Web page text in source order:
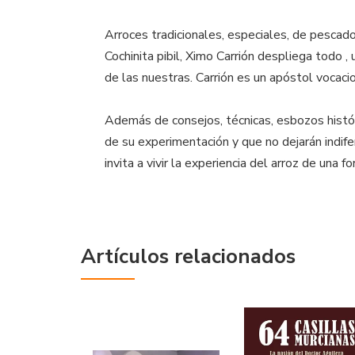
Arroces tradicionales, especiales, de
Cochinita pibil, Ximo Carrión despliega todo
de las nuestras. Carrión es un apóstol
Además de consejos, técnicas, esbozos
de su experimentación y que no dejarán
invita a vivir la experiencia del arroz de una
Artículos relacionados